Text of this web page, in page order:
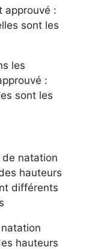
les
:
sont les
hauteurs